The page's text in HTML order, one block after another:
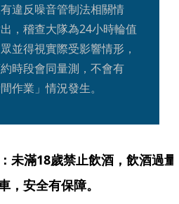
違反噪音管制法相關情
，稽查大隊為24小時輪值
並得視實際受影響情形，
時段會同量測，不會有
作業」情況發生。
未滿18歲禁止飲酒，飲酒過量
，安全有保障。